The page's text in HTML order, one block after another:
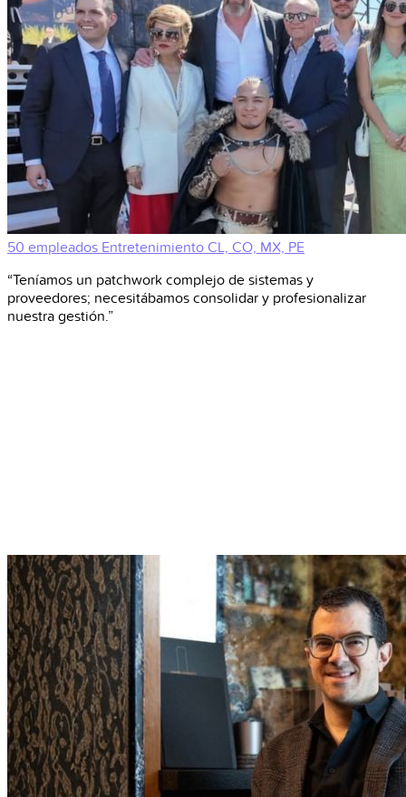
50 empleados Entretenimiento CL, CO, MX, PE
“Teníamos un patchwork complejo de sistemas y
proveedores; necesitábamos consolidar y profesionalizar
nuestra gestión.”